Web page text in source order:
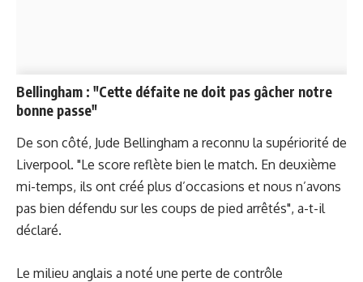
Bellingham : "Cette défaite ne doit pas gâcher notre
bonne passe"
De son côté, Jude Bellingham a reconnu la supériorité de
Liverpool. "Le score reflète bien le match. En deuxième
mi-temps, ils ont créé plus d’occasions et nous n’avons
pas bien défendu sur les coups de pied arrêtés", a-t-il
déclaré.
Le milieu anglais a noté une perte de contrôle